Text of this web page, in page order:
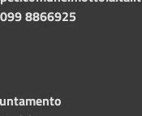
099 8866925